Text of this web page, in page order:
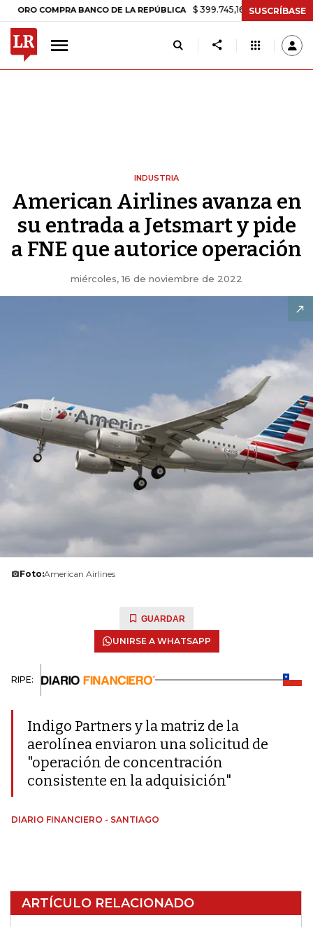
BANCO DE LA REPÚBLICA $ 399.745,16 +$ 2.295,71 +0,58%
SUSCRÍBASE
INDUSTRIA
American Airlines avanza en
su entrada a Jetsmart y pide
a FNE que autorice operación
miércoles, 16 de noviembre de 2022
Foto:American Airlines
GUARDAR
UNIRSE A WHATSAPP
RIPE:
Indigo Partners y la matriz de la
aerolínea enviaron una solicitud de
"operación de concentración
consistente en la adquisición"
DIARIO FINANCIERO - SANTIAGO
ARTÍCULO RELACIONADO